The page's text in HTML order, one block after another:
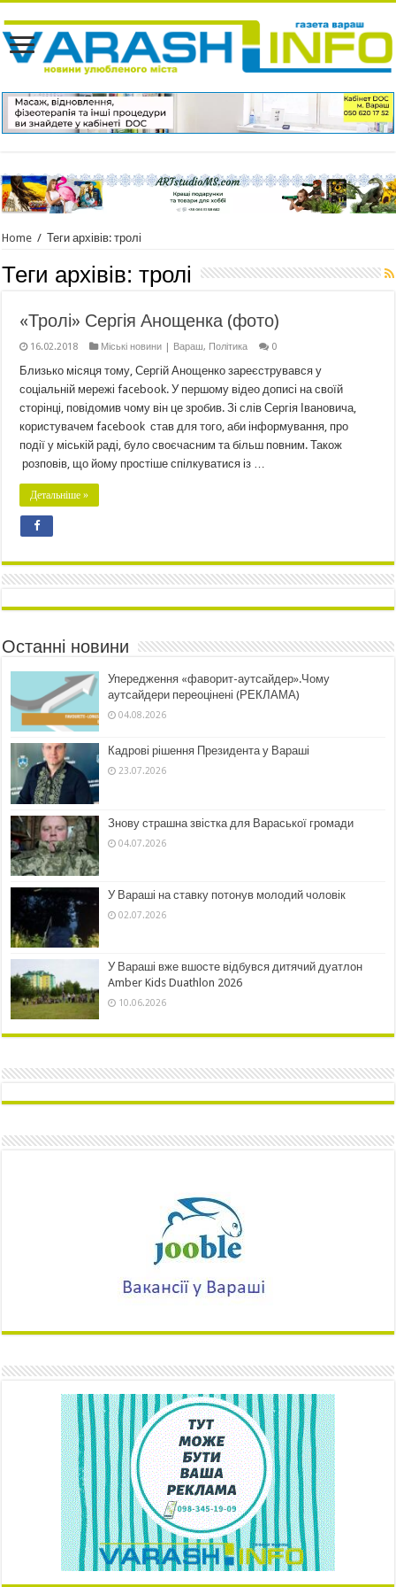
Home / Теги архівів: тролі
Теги архівів:тролі
«Тролі» Сергія Анощенка (фото)
16.02.2018 Міські новини | Вараш, Політика 0
Близько місяця тому, Сергій Анощенко зареєструвався у
соціальній мережі facebook. У першому відео дописі на своїй
сторінці, повідомив чому він це зробив. Зі слів Сергія Івановича,
користувачем facebook став для того, аби інформування, про
події у міській раді, було своєчасним та більш повним. Також
розповів, що йому простіше спілкуватися із …
Детальніше »
Останні новини
Упередження «фаворит-аутсайдер».Чому
аутсайдери переоцінені (РЕКЛАМА)
04.08.2026
Кадрові рішення Президента у Вараші
23.07.2026
Знову страшна звістка для Вараської громади
04.07.2026
У Вараші на ставку потонув молодий чоловік
02.07.2026
У Вараші вже вшосте відбувся дитячий дуатлон
Amber Kids Duathlon 2026
10.06.2026